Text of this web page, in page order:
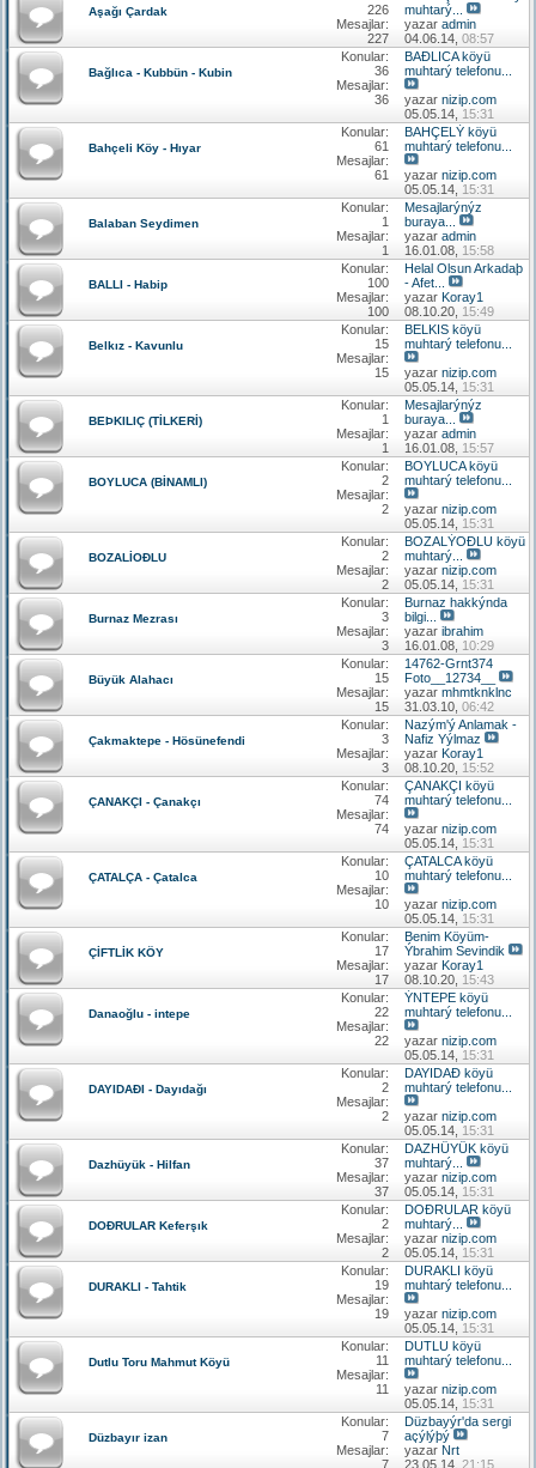
Aşağı Çardak
226
Mesajlar:
227
muhtarý...
yazar admin
04.06.14, 08:57
Bağlıca - Kubbün - Kubin
Konular:
36
Mesajlar:
36
BAÐLICA köyü
muhtarý telefonu...
yazar nizip.com
05.05.14, 15:31
Bahçeli Köy - Hıyar
Konular:
61
Mesajlar:
61
BAHÇELÝ köyü
muhtarý telefonu...
yazar nizip.com
05.05.14, 15:31
Balaban Seydimen
Konular:
1
Mesajlar:
1
Mesajlarýnýz
buraya...
yazar admin
16.01.08, 15:58
BALLI - Habip
Konular:
100
Mesajlar:
100
Helal Olsun Arkadaþ
- Afet...
yazar Koray1
08.10.20, 15:49
Belkız - Kavunlu
Konular:
15
Mesajlar:
15
BELKIS köyü
muhtarý telefonu...
yazar nizip.com
05.05.14, 15:31
BEÞKILIÇ (TİLKERİ)
Konular:
1
Mesajlar:
1
Mesajlarýnýz
buraya...
yazar admin
16.01.08, 15:57
BOYLUCA (BİNAMLI)
Konular:
2
Mesajlar:
2
BOYLUCA köyü
muhtarý telefonu...
yazar nizip.com
05.05.14, 15:31
BOZALİOÐLU
Konular:
2
Mesajlar:
2
BOZALÝOÐLU köyü
muhtarý...
yazar nizip.com
05.05.14, 15:31
Burnaz Mezrası
Konular:
3
Mesajlar:
3
Burnaz hakkýnda
bilgi...
yazar ibrahim
16.01.08, 10:29
Büyük Alahacı
Konular:
15
Mesajlar:
15
14762-Grnt374
Foto__12734__
yazar mhmtknklnc
31.03.10, 06:42
Çakmaktepe - Hösünefendi
Konular:
3
Mesajlar:
3
Nazým'ý Anlamak -
Nafiz Yýlmaz
yazar Koray1
08.10.20, 15:52
ÇANAKÇI - Çanakçı
Konular:
74
Mesajlar:
74
ÇANAKÇI köyü
muhtarý telefonu...
yazar nizip.com
05.05.14, 15:31
ÇATALÇA - Çatalca
Konular:
10
Mesajlar:
10
ÇATALCA köyü
muhtarý telefonu...
yazar nizip.com
05.05.14, 15:31
ÇİFTLİK KÖY
Konular:
17
Mesajlar:
17
Benim Köyüm-
Ýbrahim Sevindik
yazar Koray1
08.10.20, 15:43
Danaoğlu - intepe
Konular:
22
Mesajlar:
22
ÝNTEPE köyü
muhtarý telefonu...
yazar nizip.com
05.05.14, 15:31
DAYIDAÐI - Dayıdağı
Konular:
2
Mesajlar:
2
DAYIDAÐ köyü
muhtarý telefonu...
yazar nizip.com
05.05.14, 15:31
Dazhüyük - Hilfan
Konular:
37
Mesajlar:
37
DAZHÜYÜK köyü
muhtarý...
yazar nizip.com
05.05.14, 15:31
DOÐRULAR Keferşık
Konular:
2
Mesajlar:
2
DOÐRULAR köyü
muhtarý...
yazar nizip.com
05.05.14, 15:31
DURAKLI - Tahtik
Konular:
19
Mesajlar:
19
DURAKLI köyü
muhtarý telefonu...
yazar nizip.com
05.05.14, 15:31
Dutlu Toru Mahmut Köyü
Konular:
11
Mesajlar:
11
DUTLU köyü
muhtarý telefonu...
yazar nizip.com
05.05.14, 15:31
Düzbayır izan
Konular:
7
Mesajlar:
7
Düzbayýr'da sergi
açýlýþý
yazar Nrt
23.05.14, 21:15